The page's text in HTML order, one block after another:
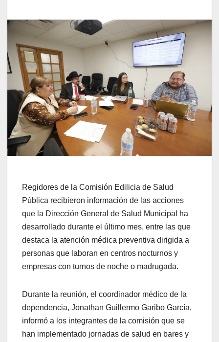
Regidores de la Comisión Edilicia de Salud
Pública recibieron información de las acciones
que la Dirección General de Salud Municipal ha
desarrollado durante el último mes, entre las que
destaca la atención médica preventiva dirigida a
personas que laboran en centros nocturnos y
empresas con turnos de noche o madrugada.
Durante la reunión, el coordinador médico de la
dependencia, Jonathan Guillermo Garibo García,
informó a los integrantes de la comisión que se
han implementado jornadas de salud en bares y